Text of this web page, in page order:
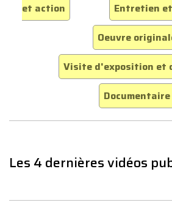
et action
Entretien
Oeuvre
Visite d'exposition et
Documentaire
Les 4 dernières vidéos